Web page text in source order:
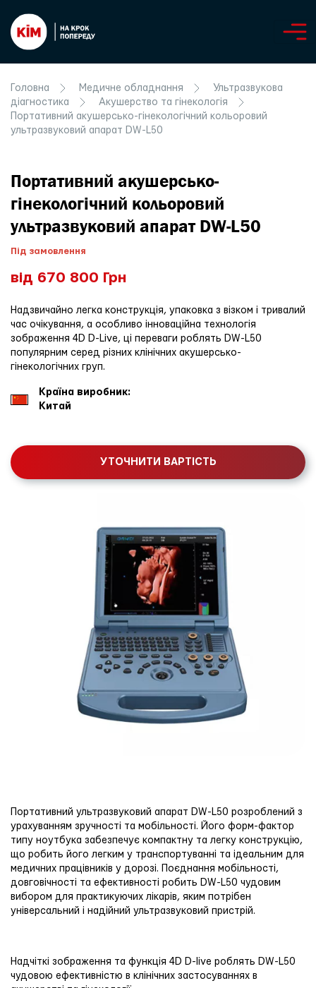
Головна Медичне обладнання
Ультразвукова
діагностика
Акушерство та гінекологія
Портативний акушерсько-гінекологічний кольоровий
ультразвуковий апарат DW-L50
Портативний акушерсько-
гінекологічний кольоровий
ультразвуковий апарат DW-L50
Під замовлення
від 670 800 Грн
Надзвичайно легка конструкція, упаковка з візком і тривалий
час очікування, а особливо інноваційна технологія
зображення 4D D-Live, ці переваги роблять DW-L50
популярним серед різних клінічних акушерсько-
гінекологічних груп.
Країна виробник:
Китай
УТОЧНИТИ ВАРТІСТЬ
Портативний ультразвуковий апарат DW-L50 розроблений з
урахуванням зручності та мобільності. Його форм-фактор
типу ноутбука забезпечує компактну та легку конструкцію,
що робить його легким у транспортуванні та ідеальним для
медичних працівників у дорозі. Поєднання мобільності,
довговічності та ефективності робить DW-L50 чудовим
вибором для практикуючих лікарів, яким потрібен
універсальний і надійний ультразвуковий пристрій.
Надчіткі зображення та функція 4D D-live роблять DW-L50
чудовою ефективністю в клінічних застосуваннях в